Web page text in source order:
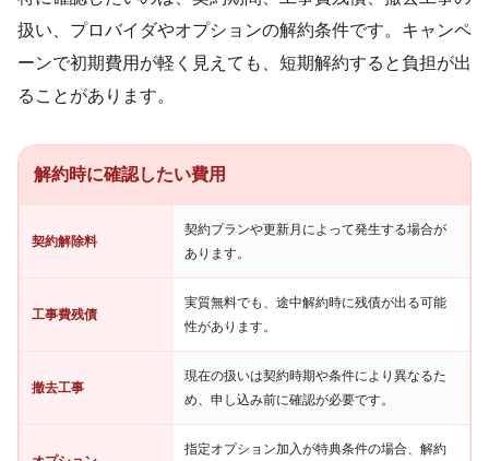
扱い、プロバイダやオプションの解約条件です。キャンペ
ーンで初期費用が軽く見えても、短期解約すると負担が出
ることがあります。
解約時に確認したい費用
契約解除料
契約プランや更新月によって発生する場合が
あります。
工事費残債
実質無料でも、途中解約時に残債が出る可能
性があります。
撤去工事
現在の扱いは契約時期や条件により異なるた
め、申し込み前に確認が必要です。
指定オプション加入が特典条件の場合、解約